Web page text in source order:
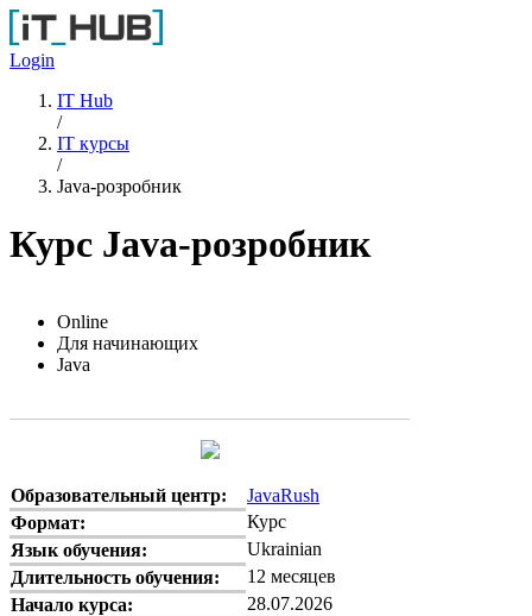
Перейти к основному содержанию
Login
IT Hub
/
IT курсы
/
Java-розробник
Курс Java-розробник
Online
Для начинающих
Java
Образовательный центр:
JavaRush
Формат:
Курс
Язык обучения:
Ukrainian
Длительность обучения:
12 месяцев
Начало курса:
28.07.2026